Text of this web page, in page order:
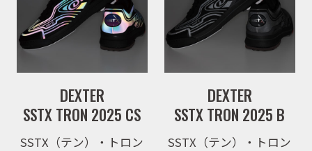
取扱商品
商品カタログ
DEXTER
SSTX TRON 2025 CS
SSTX（テン）・トロン
DEXTER
SSTX TRON 2025 B
SSTX（テン）・トロン